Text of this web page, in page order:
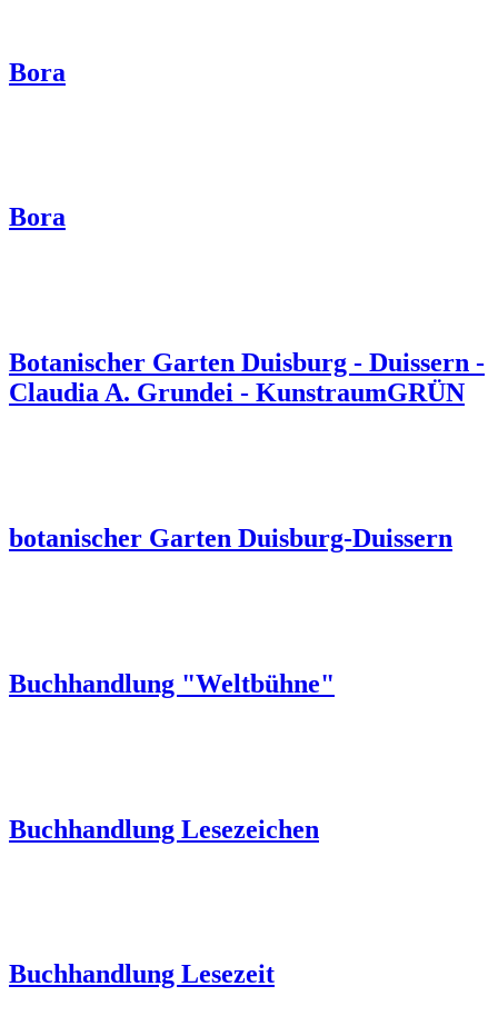
Bora
Bora
Botanischer Garten Duisburg - Duissern -
Claudia A. Grundei - KunstraumGRÜN
botanischer Garten Duisburg-Duissern
Buchhandlung "Weltbühne"
Buchhandlung Lesezeichen
Buchhandlung Lesezeit